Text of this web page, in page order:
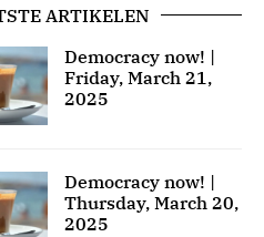
ARTIKELEN
Democracy now! |
Friday, March 21,
2025
Democracy now! |
Thursday, March 20,
2025